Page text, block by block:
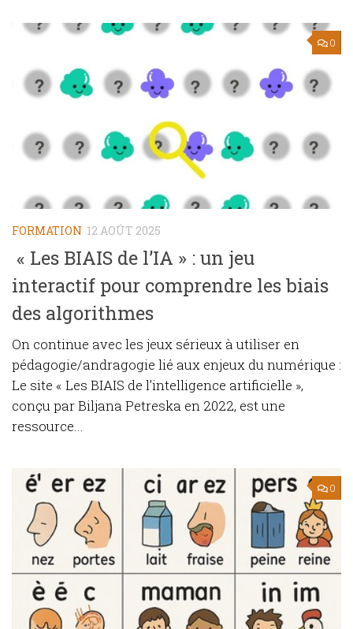
0
FORMATION 12 AOÛT 2025
« Les BIAIS de l’IA » : un jeu
interactif pour comprendre les biais
des algorithmes
On continue avec les jeux sérieux à utiliser en
pédagogie/andragogie lié aux enjeux du numérique :
Le site « Les BIAIS de l’intelligence artificielle »,
conçu par Biljana Petreska en 2022, est une
ressource...
0